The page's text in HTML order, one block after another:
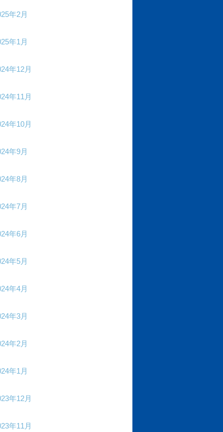
年2月
年1月
年12月
年11月
年10月
年9月
年8月
年7月
年6月
年5月
年4月
年3月
年2月
年1月
年12月
年11月